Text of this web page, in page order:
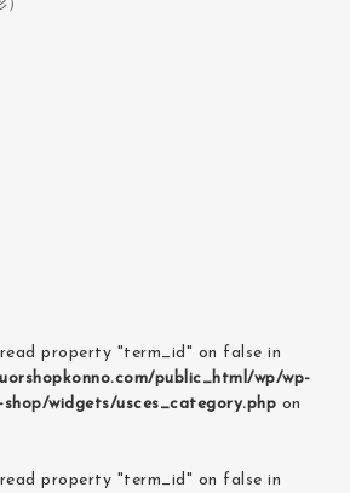
property "term_id" on false in
public_html/wp/wp-
widgets/usces_category.php on
property "term_id" on false in